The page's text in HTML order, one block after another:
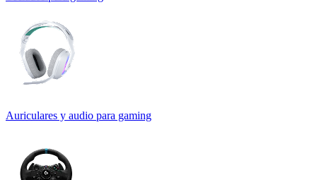
Auriculares y audio para gaming